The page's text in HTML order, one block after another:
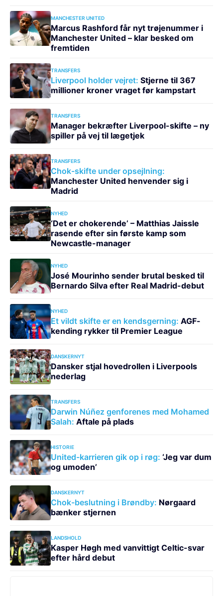
MANCHESTER UNITED
Marcus Rashford får nyt trøjenummer i
Manchester United – klar besked om
fremtiden
TRANSFERS
Liverpool holder vejret: Stjerne til 367
millioner kroner vraget før kampstart
TRANSFERS
Manager bekræfter Liverpool-skifte – ny
spiller på vej til lægetjek
TRANSFERS
Chok-skifte under opsejlning:
Manchester United henvender sig i
Madrid
NYHED
‘Det er chokerende’ – Matthias Jaissle
rasende efter sin første kamp som
Newcastle-manager
NYHED
José Mourinho sender brutal besked til
Bernardo Silva efter Real Madrid-debut
NYHED
Et vildt skifte er en kendsgerning: AGF-
kending rykker til Premier League
DANSKERNYT
Dansker stjal hovedrollen i Liverpools
nederlag
TRANSFERS
Darwin Núñez genforenes med Mohamed
Salah: Aftale på plads
HISTORIE
United-karrieren gik op i røg: ‘Jeg var dum
og umoden’
DANSKERNYT
Chok-beslutning i Brøndby: Nørgaard
bænker stjernen
LANDSHOLD
Kasper Høgh med vanvittigt Celtic-svar
efter hård debut